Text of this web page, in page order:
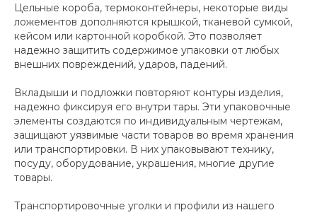
Цельные короба, термоконтейнеры, некоторые виды
ложементов дополняются крышкой, тканевой сумкой,
кейсом или картонной коробкой. Это позволяет
надежно защитить содержимое упаковки от любых
внешних повреждений, ударов, падений.
Вкладыши и подложки повторяют контуры изделия,
надежно фиксируя его внутри тары. Эти упаковочные
элементы создаются по индивидуальным чертежам,
защищают уязвимые части товаров во время хранения
или транспортировки. В них упаковывают технику,
посуду, оборудование, украшения, многие другие
товары.
Транспортировочные уголки и профили из нашего